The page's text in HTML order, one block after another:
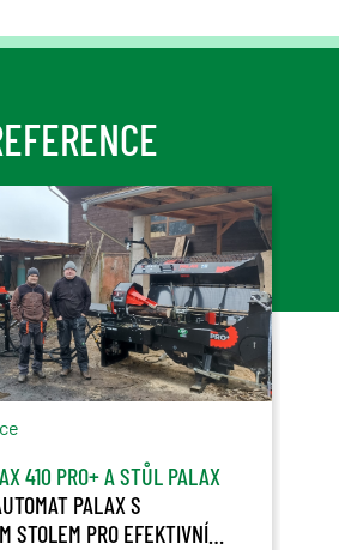
410 PRO+ A STŮL PALAX
STOLEM PRO EFEKTIVNÍ